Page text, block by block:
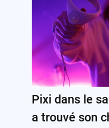
Pixi dans le
a trouvé son